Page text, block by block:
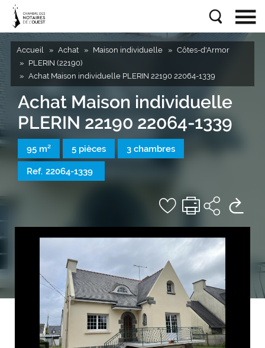
Accueil Achat Maison individuelle
Côtes-d'Armor
PLERIN (22190)
Achat Maison individuelle PLERIN 22190 22064-1339
Achat Maison individuelle
PLERIN 22190 22064-1339
95 m² 5 pièces 3 chambres
Ref. 22064-1339